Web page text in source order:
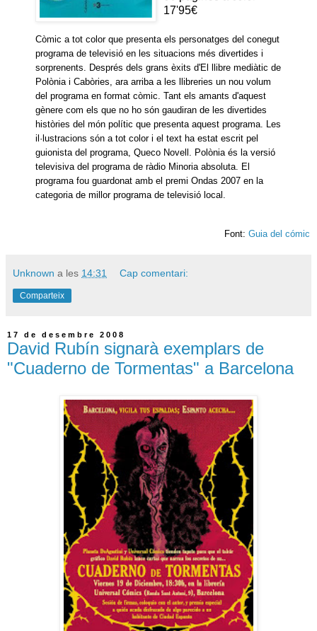
17'95€
Còmic a tot color que presenta els personatges del conegut
programa de televisió en les situacions més divertides i
sorprenents. Després dels grans èxits d'El llibre mediàtic de
Polònia i Cabòries, ara arriba a les llibreries un nou volum
del programa en format còmic. Tant els amants d'aquest
gènere com els que no ho són gaudiran de les divertides
històries del món polític que presenta aquest programa. Les
il·lustracions són a tot color i el text ha estat escrit pel
guionista del programa, Queco Novell. Polònia és la versió
televisiva del programa de ràdio Minoria absoluta. El
programa fou guardonat amb el premi Ondas 2007 en la
categoria de millor programa de televisió local.
Font: Guia del cómic
Unknown a les 14:31 Cap comentari:
Comparteix
17 de desembre 2008
David Rubín signarà exemplars de
"Cuaderno de Tormentas" a Barcelona